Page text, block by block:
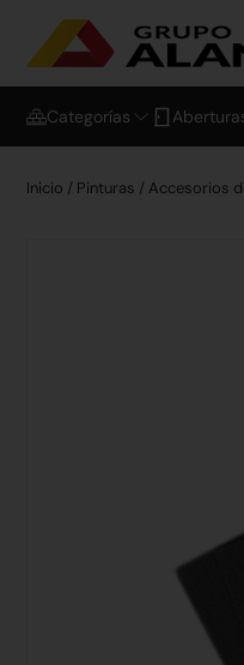
Categorías
Inicio / Pinturas / Accesorios